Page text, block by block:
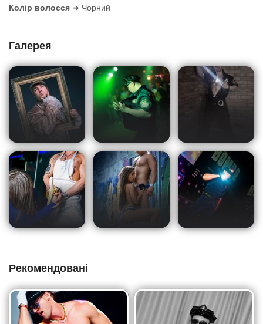
Колір волосся ➜ Чорний
Галерея
Рекомендовані